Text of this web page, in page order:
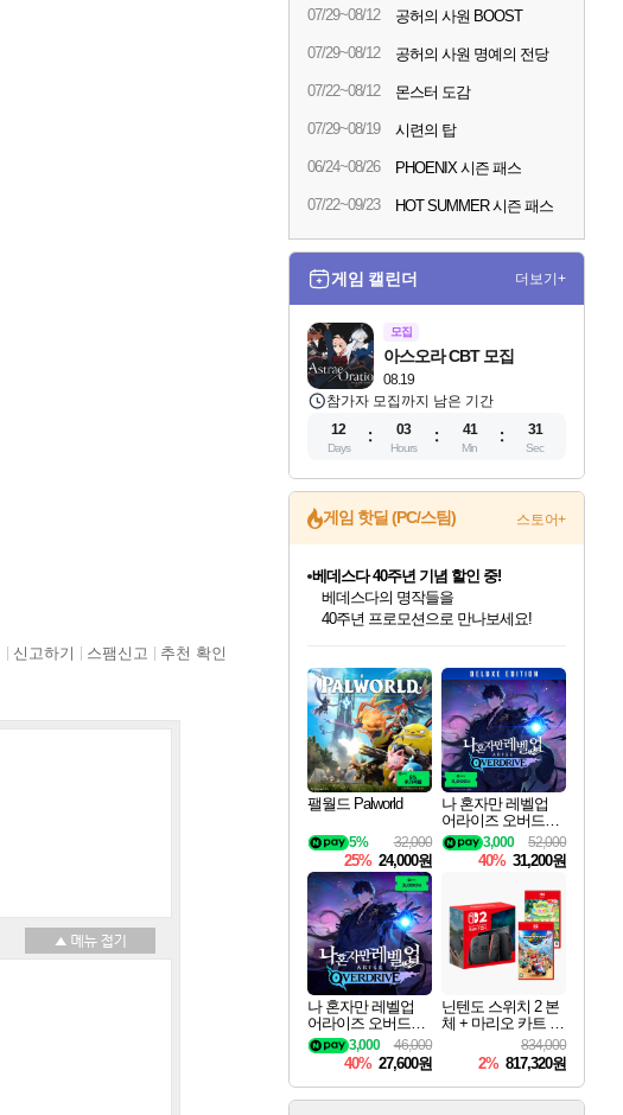
신고하기 스팸신고 추천 확인
07/29~08/12 공허의 사원 BOOST
07/29~08/12 공허의 사원 명예의 전당
07/22~08/12 몬스터 도감
07/29~08/19 시련의 탑
06/24~08/26 PHOENIX 시즌 패스
07/22~09/23 HOT SUMMER 시즌 패스
게임 캘린더 더보기+
모집
08.19
아스오라 CBT 모집
참가자 모집까지 남은 기간
12
Days
03
Hours
41
Min
30
Sec
게임 핫딜 (PC/스팀) 스토어+
최대 90% 할인가를 만나보세요!
네이버혜택과 함께 만나보세요!
50%할인&추가 적립까지!
이니&베니 혜택까지!
네이버 혜택가와 함께 예약하세요!
할인&네이버혜택으로 만나보세요!
네이버페이 혜택과 만나보세요!
베데스다 40주년 기념 할인 중!
베데스다의 명작들을
40주년 프로모션으로 만나보세요!
네이버 포인트 혜택까지!
할인가에 만나보세요!
일부 에디션 상시 할인!
혜택으로 예약 판매 중
편안하게 충전하세요
팰월드 Palworld
32,000
5%
25% 24,000원
나 혼자만 레벨업
어라이즈 오버드라
이브 디럭스 에디션
Solo Leveling Arise
Overdrive Deluxe Edi
52,000
3,000
40% 31,200원
나 혼자만 레벨업
어라이즈 오버드라
이브 Solo Leveling A
rise
46,000
3,000
40% 27,600원
닌텐도 스위치 2 본
체 + 마리오 카트 월
드 + 포켓몬 포코피
아 번들
834,000
2% 817,320원